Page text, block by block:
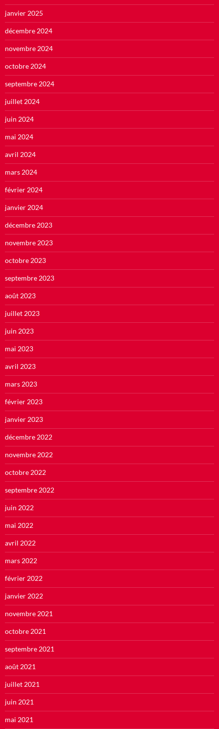
janvier 2025
décembre 2024
novembre 2024
octobre 2024
septembre 2024
juillet 2024
juin 2024
mai 2024
avril 2024
mars 2024
février 2024
janvier 2024
décembre 2023
novembre 2023
octobre 2023
septembre 2023
août 2023
juillet 2023
juin 2023
mai 2023
avril 2023
mars 2023
février 2023
janvier 2023
décembre 2022
novembre 2022
octobre 2022
septembre 2022
juin 2022
mai 2022
avril 2022
mars 2022
février 2022
janvier 2022
novembre 2021
octobre 2021
septembre 2021
août 2021
juillet 2021
juin 2021
mai 2021